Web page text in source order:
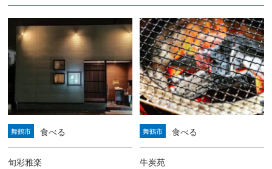
舞鶴市 食べる
旬彩雅楽
舞鶴市 食べる
牛炭苑